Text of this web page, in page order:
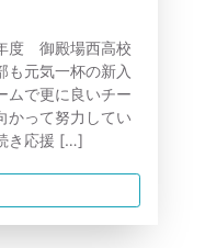
度 御殿場西高校
も元気一杯の新入
ムで更に良いチー
かって努力してい
き応援 […]